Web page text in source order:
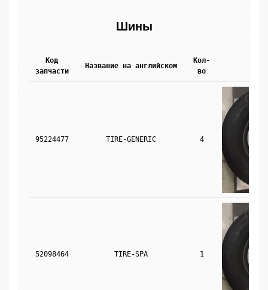
Шины
Код
запчасти
Название на английском
Кол-
во
95224477 TIRE-GENERIC 4
52098464 TIRE-SPA 1